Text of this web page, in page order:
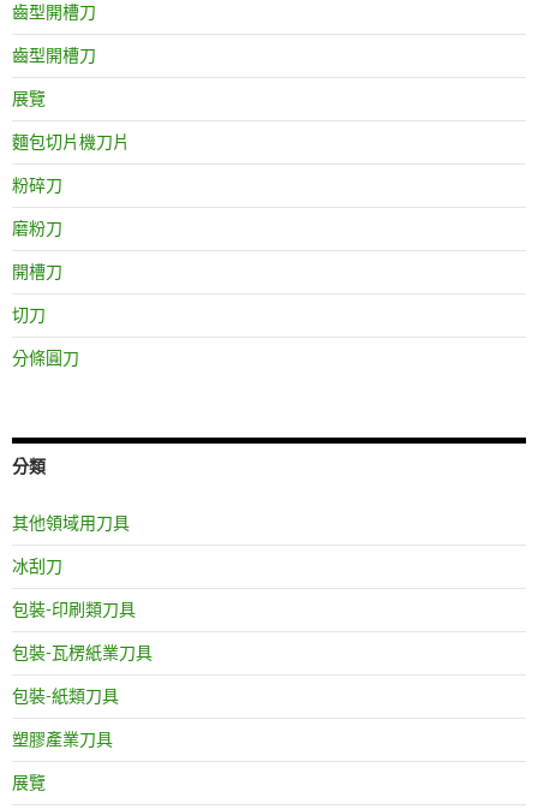
齒型開槽刀
齒型開槽刀
展覽
麵包切片機刀片
粉碎刀
磨粉刀
開槽刀
切刀
分條圓刀
分類
其他領域用刀具
冰刮刀
包裝-印刷類刀具
包裝-瓦楞紙業刀具
包裝-紙類刀具
塑膠產業刀具
展覽